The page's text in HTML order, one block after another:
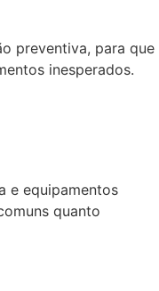
preventiva, para que
inesperados.
e equipamentos
quanto